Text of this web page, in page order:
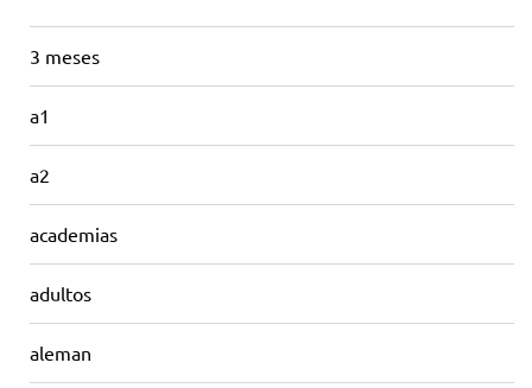
3 meses
a1
a2
academias
adultos
aleman